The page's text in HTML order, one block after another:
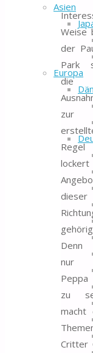
Asien
Europa
Weise
der
Park
die
zur
dieser
Denn
nur
zu
macht
Critter